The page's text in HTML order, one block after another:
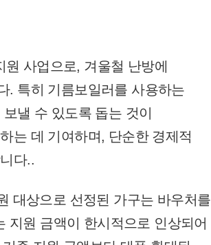
사업으로, 겨울철 난방에
. 특히 기름보일러를 사용하는
낼 수 있도록 돕는 것이
는 데 기여하며, 단순한 경제적
다..
대상으로 선정된 가구는 바우처를
지원 금액이 한시적으로 인상되어